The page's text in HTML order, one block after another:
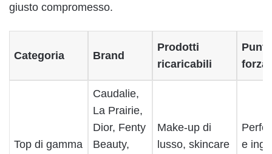
giusto compromesso.
Categoria Brand
Prodotti
ricaricabili
Punti
forza
Top di gamma
Caudalie,
La Prairie,
Dior, Fenty
Beauty,
Make-up di
lusso, skincare
e